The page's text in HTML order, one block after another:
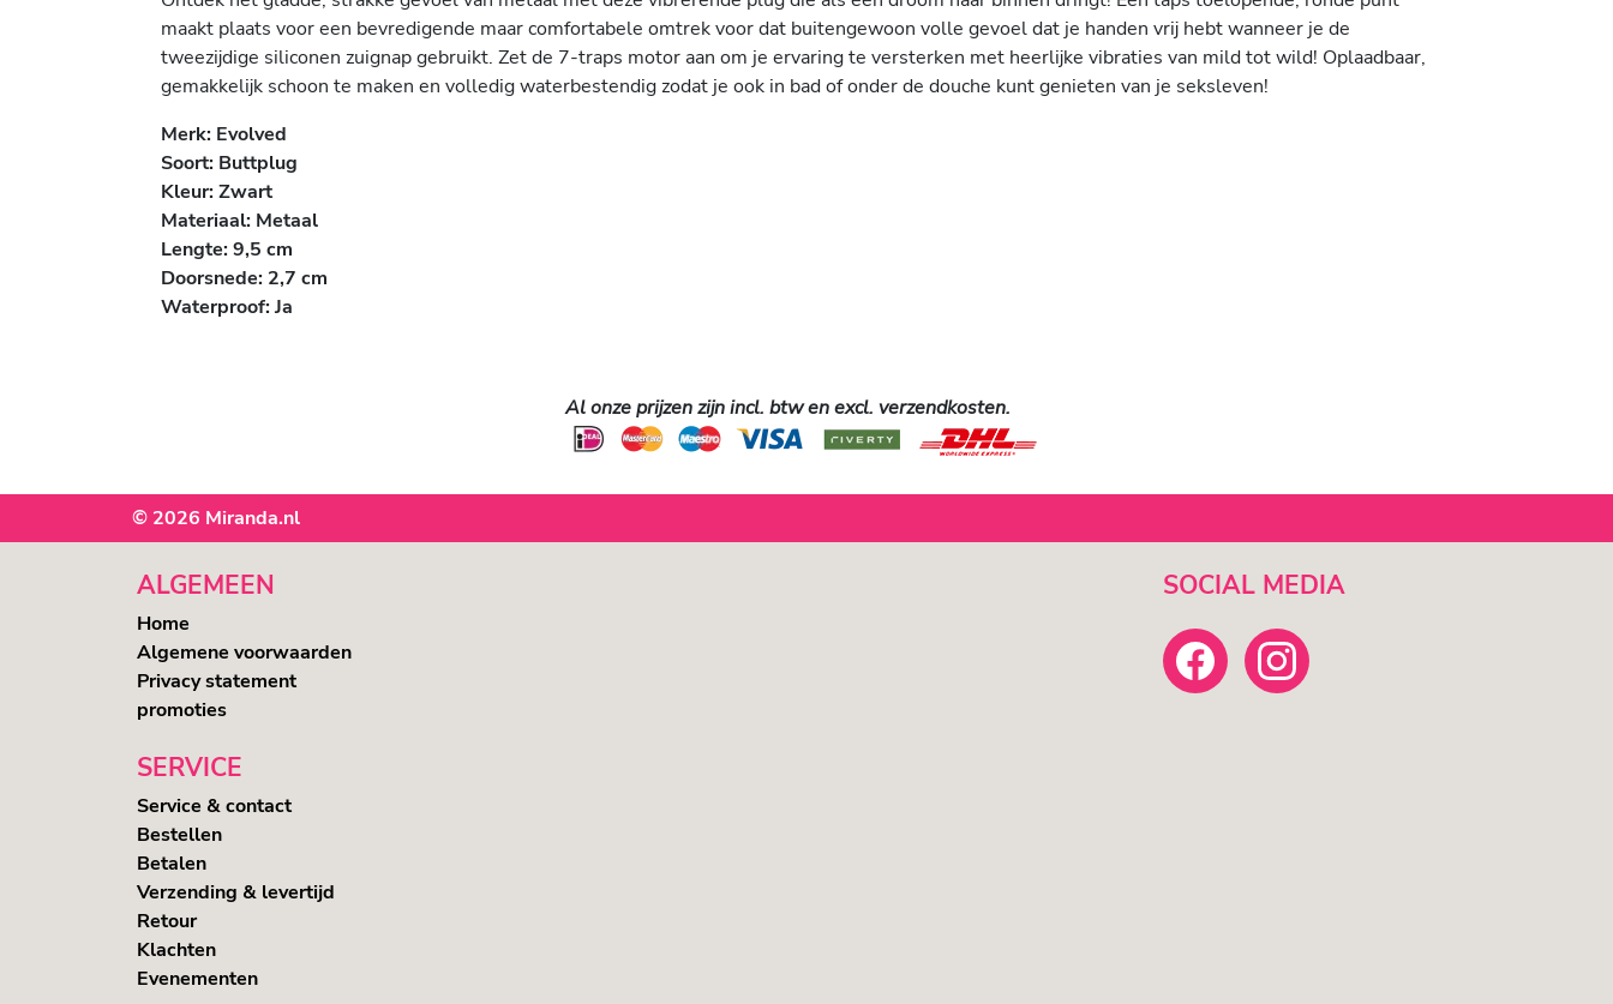
maakt plaats voor een bevredigende maar comfortabele omtrek voor dat buitengewoon volle gevoel dat je handen vrij hebt wanneer je de
tweezijdige siliconen zuignap gebruikt. Zet de 7-traps motor aan om je ervaring te versterken met heerlijke vibraties van mild tot wild! Oplaadbaar,
gemakkelijk schoon te maken en volledig waterbestendig zodat je ook in bad of onder de douche kunt genieten van je seksleven!
Merk: Evolved
Soort: Buttplug
Kleur: Zwart
Materiaal: Metaal
Lengte: 9,5 cm
Doorsnede: 2,7 cm
Waterproof: Ja
Al onze prijzen zijn incl. btw en excl. verzendkosten.
© 2026 Miranda.nl
ALGEMEEN
Home
Algemene voorwaarden
Privacy statement
promoties
SERVICE
Service & contact
Bestellen
Betalen
Verzending & levertijd
Retour
Klachten
Evenementen
SOCIAL MEDIA